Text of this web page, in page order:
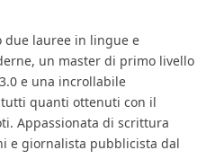
due lauree in lingue e
un master di primo livello
e una incrollabile
quanti ottenuti con il
Appassionata di scrittura
e giornalista pubblicista dal